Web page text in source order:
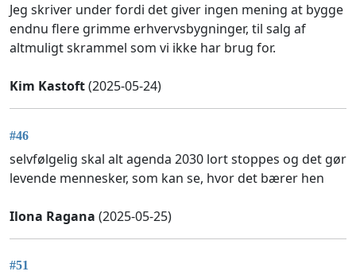
Jeg skriver under fordi det giver ingen mening at bygge
endnu flere grimme erhvervsbygninger, til salg af
altmuligt skrammel som vi ikke har brug for.
Kim Kastoft(2025-05-24)
#46
selvfølgelig skal alt agenda 2030 lort stoppes og det gør
levende mennesker, som kan se, hvor det bærer hen
Ilona Ragana (2025-05-25)
#51